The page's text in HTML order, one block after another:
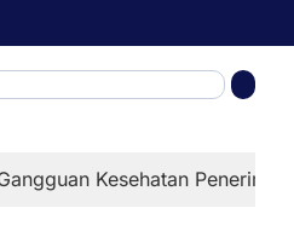
Penerima MBG di